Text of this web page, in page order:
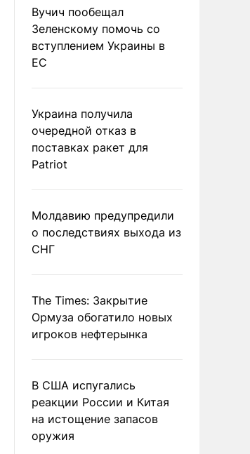
Вучич пообещал
Зеленскому помочь со
вступлением Украины в
ЕС
Украина получила
очередной отказ в
поставках ракет для
Patriot
Молдавию предупредили
о последствиях выхода из
СНГ
The Times: Закрытие
Ормуза обогатило новых
игроков нефтерынка
В США испугались
реакции России и Китая
на истощение запасов
оружия